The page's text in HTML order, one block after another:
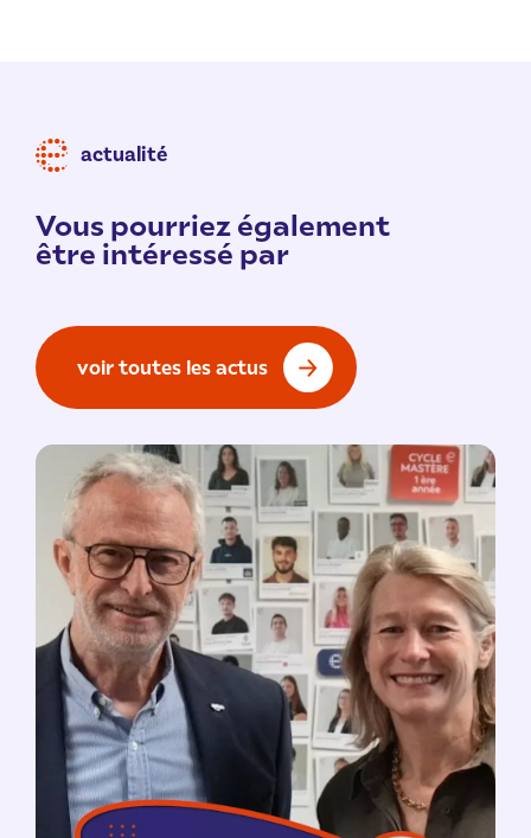
actualité
Vous pourriez également
être intéressé par
voir toutes les actus